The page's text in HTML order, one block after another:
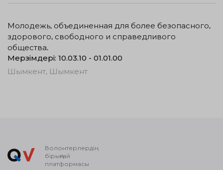
Молодежь, объединенная для более безопасного,
здорового, свободного и справедливого
общества.
Мерзімдері: 10.03.10 - 01.01.00
Шымкент, Шымкент
Волонтерлердің
бірыңғай
платформасы